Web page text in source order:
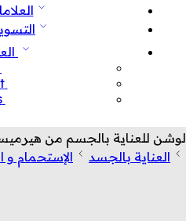
لوشن للعناية بالجسم من
العناية بالجسد
الإستحمام